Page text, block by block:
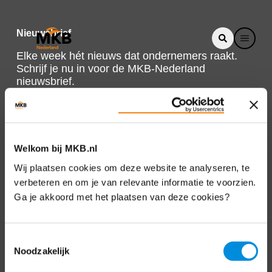
Welkom bij MKB.nl
Wij plaatsen cookies om deze website te analyseren, te
verbeteren en om je van relevante informatie te voorzien.
Ga je akkoord met het plaatsen van deze cookies?
Noodzakelijk
Nieuwsbrief
Elke week hét nieuws dat ondernemers raakt.
Schrijf je nu in voor de MKB-Nederland
nieuwsbrief.
Direct naar
Over ons
Bezuidenhoutseweg 12